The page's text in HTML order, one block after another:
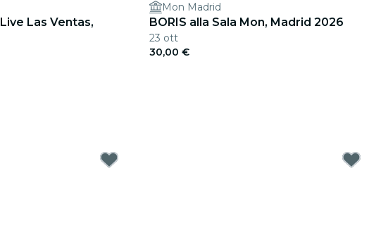
Las Ventas,
Mon Madrid
BORIS alla Sala Mon, Madrid 2026
23 ott
30,00 €